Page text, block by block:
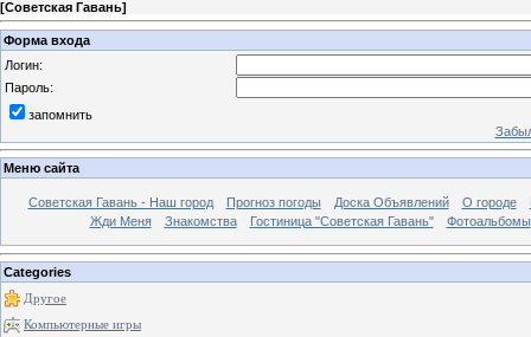
[Советская Гавань]
Форма входа
Логин:
Пароль:
запомнить
Меню сайта
Советская Гавань - Наш город Прогноз погоды Доска Объявлений О городе
Жди Меня
Знакомства Гостиница "Советская Гавань" Фотоальбомы
Categories
Другое
Компьютерные игры